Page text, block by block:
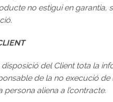
no estigui en
del Client tota la
de la no execució
persona aliena a l’contracte.